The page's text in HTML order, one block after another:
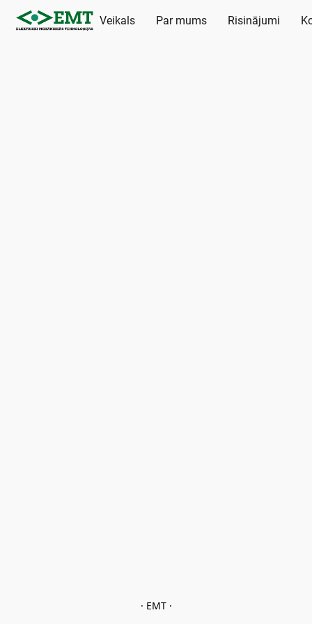
Veikals Par mums Risinājumi
· EMT ·